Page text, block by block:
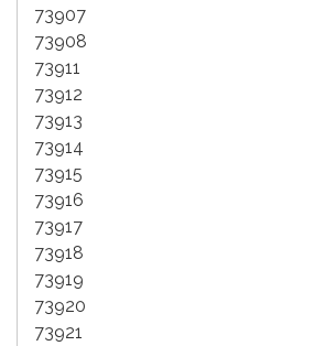
73907
73908
73911
73912
73913
73914
73915
73916
73917
73918
73919
73920
73921